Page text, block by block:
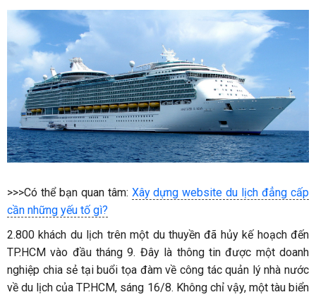
>>>Có thể bạn quan tâm: Xây dựng website du lịch đẳng cấp
cần những yếu tố gì?
2.800 khách du lịch trên một du thuyền đã hủy kế hoạch đến
TP.HCM vào đầu tháng 9. Đây là thông tin được một doanh
nghiệp chia sẻ tại buổi tọa đàm về công tác quản lý nhà nước
về du lịch của TP.HCM, sáng 16/8. Không chỉ vậy, một tàu biển